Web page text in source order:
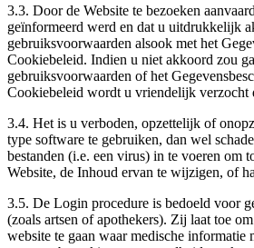
3.3. Door de Website te bezoeken
geïnformeerd werd en dat u uitdrukkelijk
gebruiksvoorwaarden alsook met het
Cookiebeleid. Indien u niet akkoord zou
gebruiksvoorwaarden of het
Cookiebeleid wordt u vriendelijk verzocht
3.4. Het is u verboden, opzettelijk of
type software te gebruiken, dan wel
bestanden (i.e. een virus) in te voeren om
Website, de Inhoud ervan te wijzigen, of
3.5. De Login procedure is bedoeld voor
(zoals artsen of apothekers). Zij laat toe
website te gaan waar medische informatie